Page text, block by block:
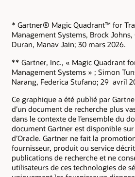
* Gartner® Magic Quadrant™ for
Management Systems, Brock Johns,
Duran, Manav Jain; 30 mars 2026.
** Gartner, Inc., « Magic Quadrant
Management Systems » ; Simon
Narang, Federica Stufano; 29 avril
Ce graphique a été publié par
d’un document de recherche plus
dans le contexte de l’ensemble du
document Gartner est disponible
d’Oracle. Gartner ne fait la
fournisseur, produit ou service
publications de recherche et ne
utilisateurs de ces technologies de